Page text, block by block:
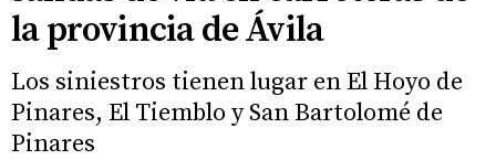
la provincia de Ávila
Los siniestros tienen lugar en El Hoyo de
Pinares, El Tiemblo y San Bartolomé de
Pinares